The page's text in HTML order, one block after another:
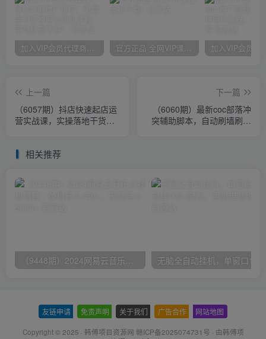
加入VIP会员代理商，享90%的推广提成，免费学习多种网上创业课程，菜鸟秒变大神！ 官方正品 全网VIP课程 无损下载~
上一篇
（6057期）抖店快速起店运
营实战课，实操落地干货内
下一篇
（6060期）最新coc部落冲
突辅助脚本，自动刷墙刷资
相关推荐
（9448期）2024网易云音乐人挂机项目，单机日入150+，无脑月入5000+
友链申请 免责声明 关于我们 广告合作 网站地图
Copyright © 2025 · 韩傅项目资源网 赣ICP备2025074731号 · 由韩傅项